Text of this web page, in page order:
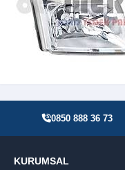
0850 888 36 73
KURUMSAL